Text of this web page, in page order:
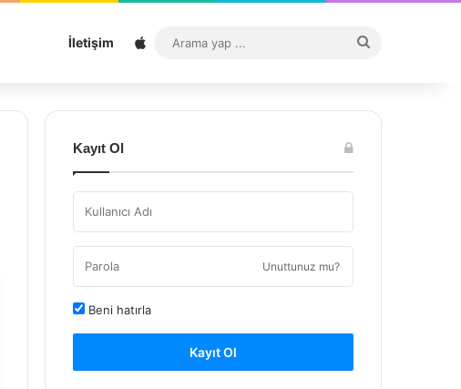
İletişim Sitemap
...
Kayıt Ol
Unuttunuz mu?
Beni hatırla
Kayıt Ol